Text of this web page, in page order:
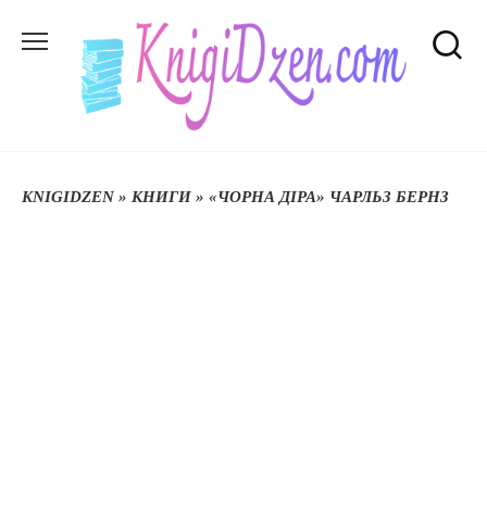
до
KNIGIDZEN» КНИГИ » «ЧОРНА ДІРА» ЧАРЛЬЗ БЕРНЗ